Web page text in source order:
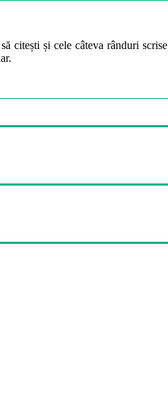
citești și cele câteva rânduri scrise